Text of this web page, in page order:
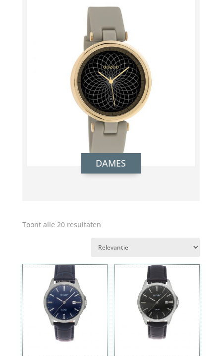
DAMES
Toont alle 20 resultaten